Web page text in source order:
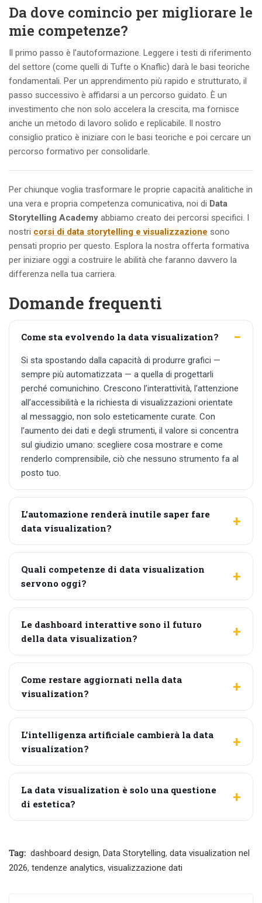
Da dove comincio per migliorare le
mie competenze?
Il primo passo è l’autoformazione. Leggere i testi di riferimento
del settore (come quelli di Tufte o Knaflic) darà le basi teoriche
fondamentali. Per un apprendimento più rapido e strutturato, il
passo successivo è affidarsi a un percorso guidato. È un
investimento che non solo accelera la crescita, ma fornisce
anche un metodo di lavoro solido e replicabile. Il nostro
consiglio pratico è iniziare con le basi teoriche e poi cercare un
percorso formativo per consolidarle.
Per chiunque voglia trasformare le proprie capacità analitiche in
una vera e propria competenza comunicativa, noi di Data
Storytelling Academy abbiamo creato dei percorsi specifici. I
nostri corsi di data storytelling e visualizzazione sono
pensati proprio per questo. Esplora la nostra offerta formativa
per iniziare oggi a costruire le abilità che faranno davvero la
differenza nella tua carriera.
Domande frequenti
Come sta evolvendo la data visualization?
Si sta spostando dalla capacità di produrre grafici —
sempre più automatizzata — a quella di progettarli
perché comunichino. Crescono l’interattività, l’attenzione
all’accessibilità e la richiesta di visualizzazioni orientate
al messaggio, non solo esteticamente curate. Con
l’aumento dei dati e degli strumenti, il valore si concentra
sul giudizio umano: scegliere cosa mostrare e come
renderlo comprensibile, ciò che nessuno strumento fa al
posto tuo.
L’automazione renderà inutile saper fare
data visualization?
Quali competenze di data visualization
servono oggi?
Le dashboard interattive sono il futuro
della data visualization?
Come restare aggiornati nella data
visualization?
L’intelligenza artificiale cambierà la data
visualization?
La data visualization è solo una questione
di estetica?
Tag: dashboard design, Data Storytelling, data visualization nel
2026, tendenze analytics, visualizzazione dati